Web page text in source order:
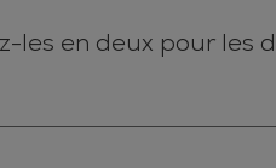
les en deux pour les